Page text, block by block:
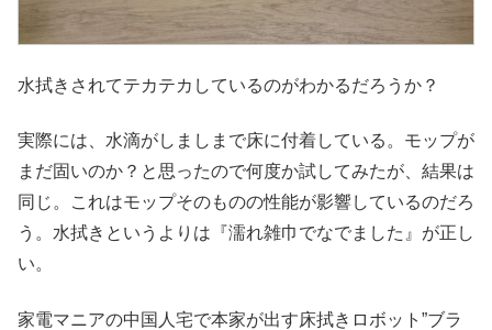
水拭きされてテカテカしているのがわかるだろうか？
実際には、水滴がしましまで床に付着している。モップが
まだ固いのか？と思ったので何度か試してみたが、結果は
同じ。これはモップそのものの性能が影響しているのだろ
う。水拭きというよりは『濡れ雑巾でなでました』が正し
い。
家電マニアの中国人宅で本家が出す床拭きロボット”ブラ